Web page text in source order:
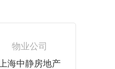
物业公司
上海中静房地产